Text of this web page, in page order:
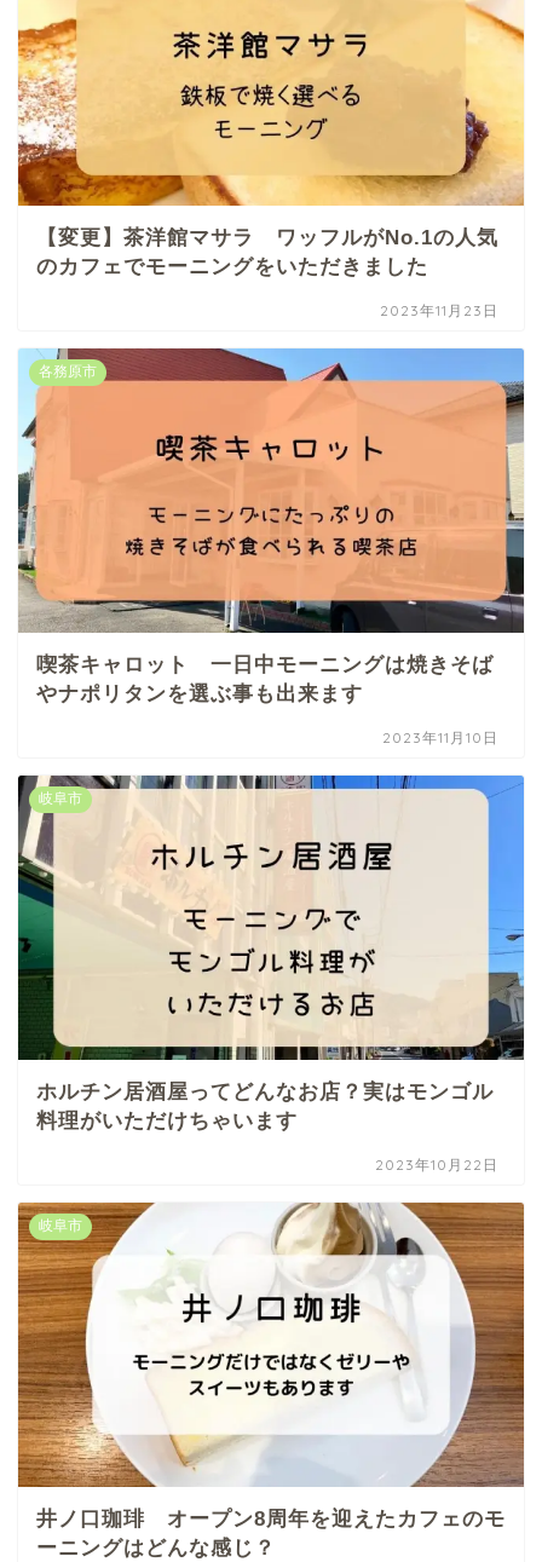
【変更】茶洋館マサラ ワッフルがNo.1の人気
のカフェでモーニングをいただきました
2023年11月23日
各務原市
喫茶キャロット 一日中モーニングは焼きそば
やナポリタンを選ぶ事も出来ます
2023年11月10日
岐阜市
ホルチン居酒屋ってどんなお店？実はモンゴル
料理がいただけちゃいます
2023年10月22日
岐阜市
井ノ口珈琲 オープン8周年を迎えたカフェのモ
ーニングはどんな感じ？